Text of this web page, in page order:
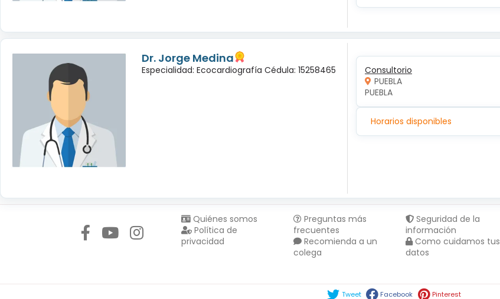
Dr. Jorge Medina
Especialidad: Ecocardiografía Cédula: 15258465
Consultorio
PUEBLA
PUEBLA
Horarios disponibles
Quiénes somos
Política de
privacidad
Preguntas más
frecuentes
Recomienda a un
colega
Seguridad de la
información
Como cuidamos tus
datos
Tweet Facebook Pinterest